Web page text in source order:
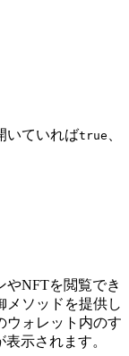
いていればtrue
やNFTを閲覧でき
メソッドを提供し
ウォレット内のす
示されます。